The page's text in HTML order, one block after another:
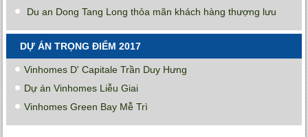
Du an Dong Tang Long thỏa mãn khách hàng thượng lưu
DỰ ÁN TRỌNG ĐIỂM 2017
Vinhomes D' Capitale Trần Duy Hưng
Dự án Vinhomes Liễu Giai
Vinhomes Green Bay Mễ Trì